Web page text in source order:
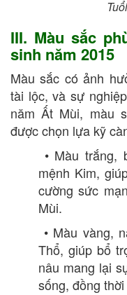
III. Màu sắc
sinh năm 2015
Màu sắc có ảnh
tài lộc, và sự
năm Ất Mùi, màu
được chọn lựa kỹ
• Màu trắng,
mệnh Kim,
cường sức
Mùi.
• Màu vàng,
Thổ, giúp bổ
nâu mang lại
sống, đồng